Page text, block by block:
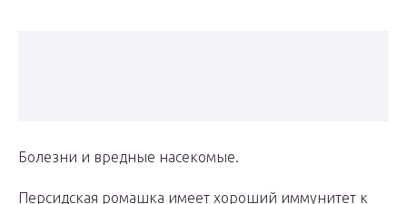
Болезни и вредные насекомые.
Персидская ромашка имеет хороший иммунитет к